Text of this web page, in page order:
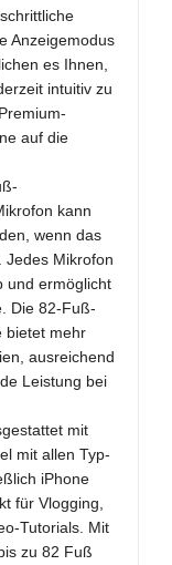
Anzeigemodus
es Ihnen,
intuitiv zu
auf die
kann
wenn das
Jedes Mikrofon
und ermöglicht
Die 82-Fuß-
bietet mehr
ausreichend
Leistung bei
mit
mit allen Typ-
iPhone
für Vlogging,
Tutorials. Mit
zu 82 Fuß